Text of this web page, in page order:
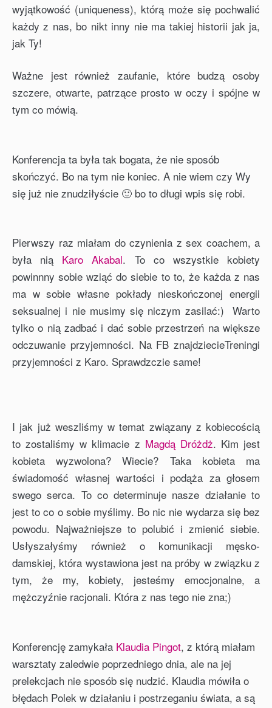
wyjątkowość (uniqueness), którą może się pochwalić
każdy z nas, bo nikt inny nie ma takiej historii jak ja,
jak Ty!
Ważne jest również zaufanie, które budzą osoby
szczere, otwarte, patrzące prosto w oczy i spójne w
tym co mówią.
Konferencja ta była tak bogata, że nie sposób
skończyć. Bo na tym nie koniec. A nie wiem czy Wy
się już nie znudziłyście 🙂 bo to długi wpis się robi.
Pierwszy raz miałam do czynienia z sex coachem, a
była nią Karo Akabal. To co wszystkie kobiety
powinnny sobie wziąć do siebie to to, że każda z nas
ma w sobie własne pokłady nieskończonej energii
seksualnej i nie musimy się niczym zasilać:) Warto
tylko o nią zadbać i dać sobie przestrzeń na większe
odczuwanie przyjemności. Na FB znajdziecieTreningi
przyjemności z Karo. Sprawdzczie same!
I jak już weszliśmy w temat związany z kobiecością
to zostaliśmy w klimacie z Magdą Dróżdż. Kim jest
kobieta wyzwolona? Wiecie? Taka kobieta ma
świadomość własnej wartości i podąża za głosem
swego serca. To co determinuje nasze działanie to
jest to co o sobie myślimy. Bo nic nie wydarza się bez
powodu. Najważniejsze to polubić i zmienić siebie.
Usłyszałyśmy również o komunikacji męsko-
damskiej, która wystawiona jest na próby w związku z
tym, że my, kobiety, jesteśmy emocjonalne, a
mężczyźnie racjonali. Która z nas tego nie zna;)
Konferencję zamykała Klaudia Pingot, z którą miałam
warsztaty zaledwie poprzedniego dnia, ale na jej
prelekcjach nie sposób się nudzić. Klaudia mówiła o
błędach Polek w działaniu i postrzeganiu świata, a są